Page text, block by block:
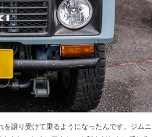
を譲り受けて乗るようになったんです。ジムニ